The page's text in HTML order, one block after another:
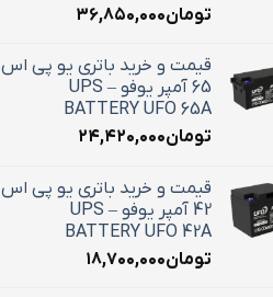
تومان۳۶,۸۵۰,۰۰۰
قیمت و خرید باتری یو پی اس
65 آمپر یوفو – UPS
BATTERY UFO 65A
تومان۲۴,۴۲۰,۰۰۰
قیمت و خرید باتری یو پی اس
42 آمپر یوفو – UPS
BATTERY UFO 42A
تومان۱۸,۷۰۰,۰۰۰